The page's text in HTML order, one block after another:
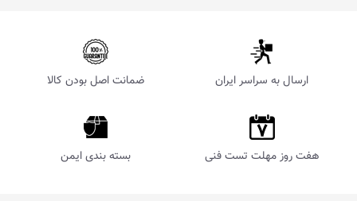
ارسال به سراسر ایران ضمانت اصل بودن کالا
هفت روز مهلت تست فنی بسته بندی ایمن